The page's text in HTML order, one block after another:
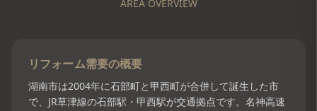
AREA OVERVIEW
リフォーム需要の概要
湖南市は2004年に石部町と甲西町が合併して誕生した市
で、JR草津線の石部駅・甲西駅が交通拠点です。名神高速